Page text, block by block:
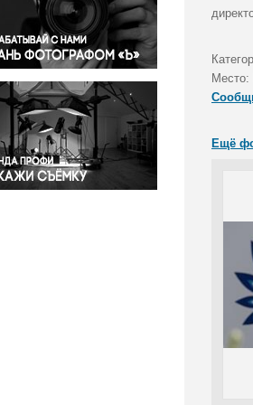
Правосудие
Происшествия и конфликты
Религия
Светская жизнь
Спорт
Экология
Экономика и бизнес
Место:
Ещё